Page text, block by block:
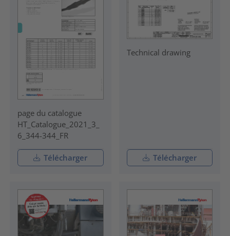
page du catalogue
HT_Catalogue_2021_3_
6_344-344_FR
Télécharger
Technical drawing
Télécharger